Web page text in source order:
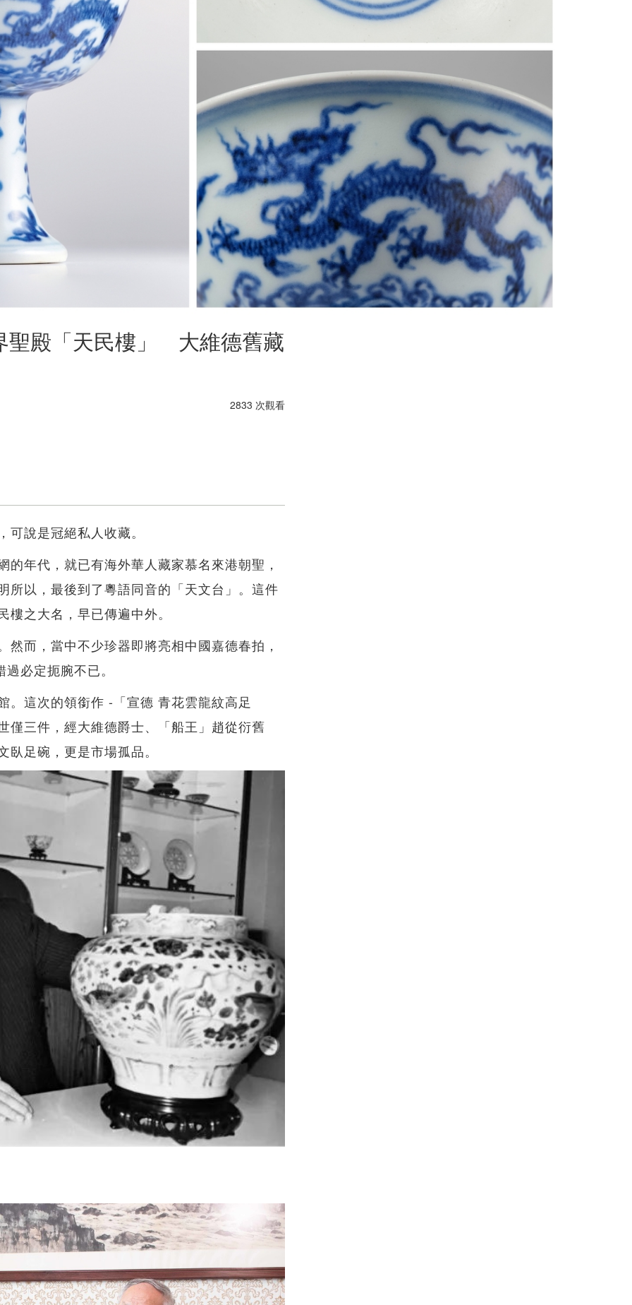
聖殿「天民樓」 大維德舊藏
2833 次觀看
說是冠絕私人收藏。
年代，就已有海外華人藏家慕名來港朝聖，
所以，最後到了粵語同音的「天文台」。這件
之大名，早已傳遍中外。
而，當中不少珍器即將亮相中國嘉德春拍，
必定扼腕不已。
。這次的領銜作 -「宣德 青花雲龍紋高足
僅三件，經大維德爵士、「船王」趙從衍舊
足碗，更是市場孤品。